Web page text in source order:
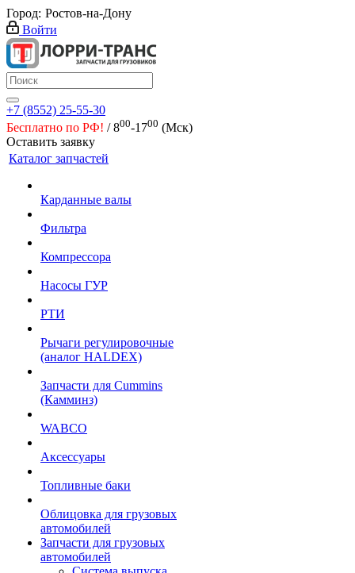
Город: Ростов-на-Дону
Войти
+7 (8552) 25-55-30
Бесплатно по РФ! / 800-1700 (Мск)
Оставить заявку
Каталог запчастей
Карданные валы
Фильтра
Компрессора
Насосы ГУР
РТИ
Рычаги регулировочные
(аналог HALDEX)
Запчасти для Cummins
(Камминз)
WABCO
Аксессуары
Топливные баки
Облицовка для грузовых
автомобилей
Запчасти для грузовых
автомобилей